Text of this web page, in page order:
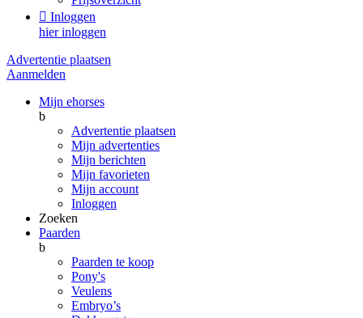
 Inloggen
hier inloggen
Advertentie plaatsen
Aanmelden
Mijn ehorses
b
Advertentie plaatsen
Mijn advertenties
Mijn berichten
Mijn favorieten
Mijn account
Inloggen
Zoeken
Paarden
b
Paarden te koop
Pony's
Veulens
Embryo’s